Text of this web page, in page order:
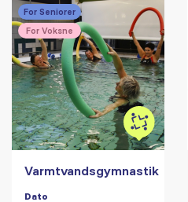
For Seniorer
For Voksne
Varmtvandsgymnastik
Dato